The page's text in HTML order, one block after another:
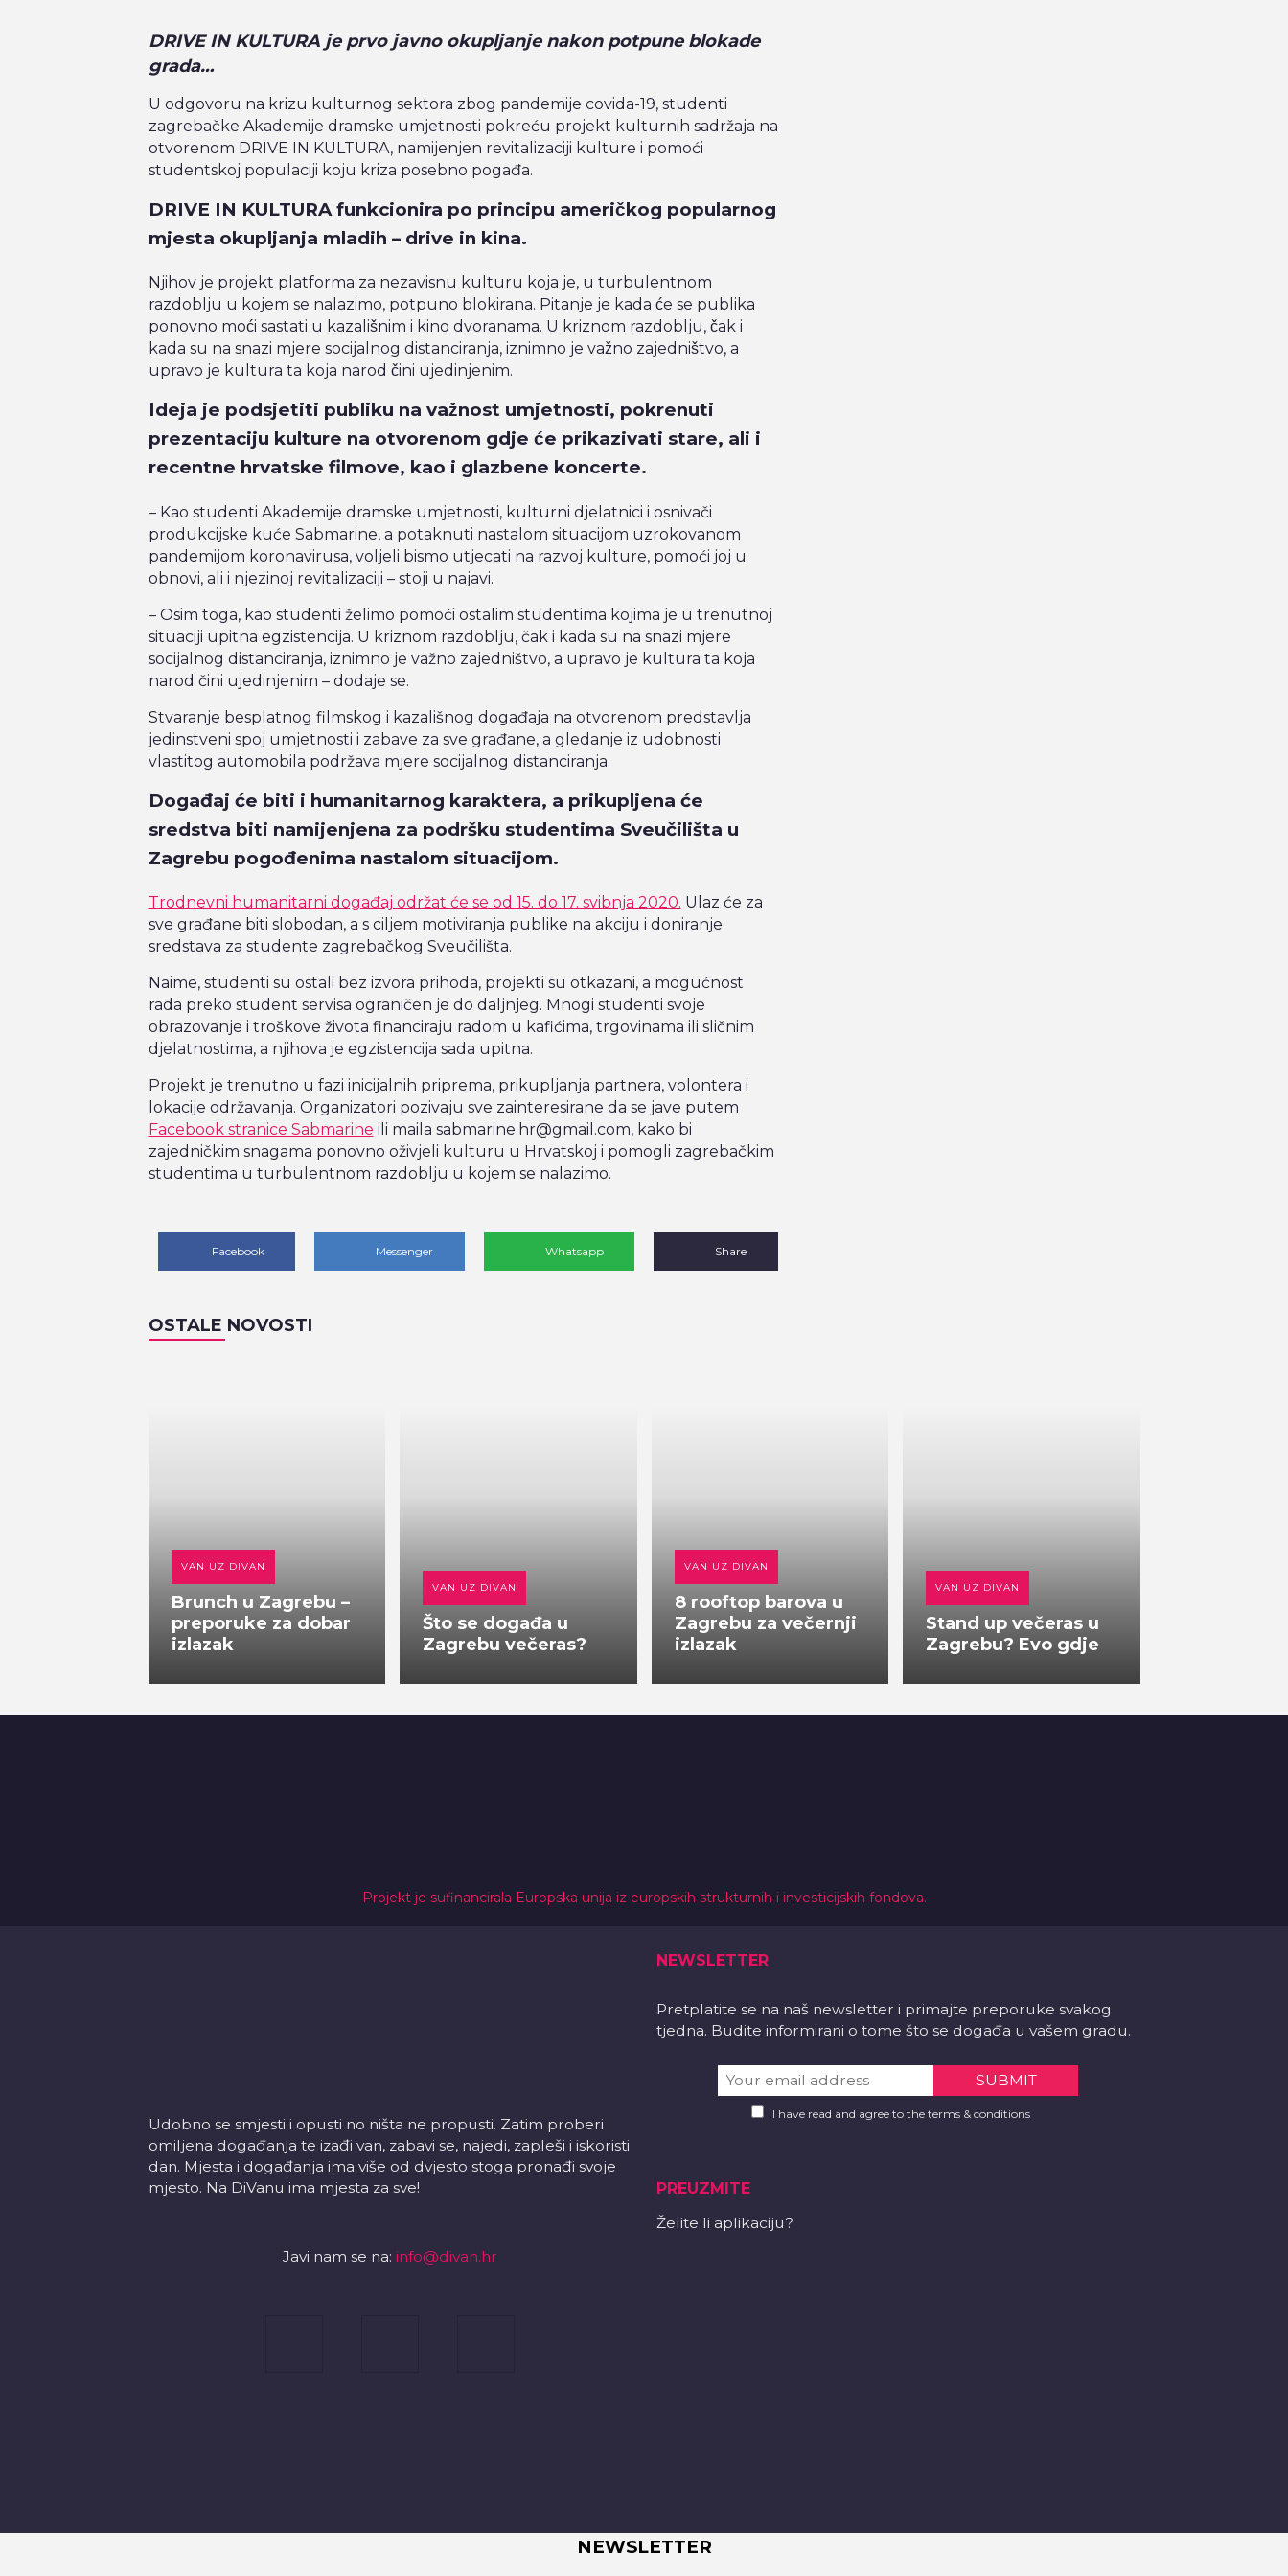
DRIVE IN KULTURA je prvo javno okupljanje nakon potpune blokade
grada…
U odgovoru na krizu kulturnog sektora zbog pandemije covida-19, studenti
zagrebačke Akademije dramske umjetnosti pokreću projekt kulturnih sadržaja na
otvorenom DRIVE IN KULTURA, namijenjen revitalizaciji kulture i pomoći
studentskoj populaciji koju kriza posebno pogađa.
DRIVE IN KULTURA funkcionira po principu američkog popularnog
mjesta okupljanja mladih – drive in kina.
Njihov je projekt platforma za nezavisnu kulturu koja je, u turbulentnom
razdoblju u kojem se nalazimo, potpuno blokirana. Pitanje je kada će se publika
ponovno moći sastati u kazališnim i kino dvoranama. U kriznom razdoblju, čak i
kada su na snazi mjere socijalnog distanciranja, iznimno je važno zajedništvo, a
upravo je kultura ta koja narod čini ujedinjenim.
Ideja je podsjetiti publiku na važnost umjetnosti, pokrenuti
prezentaciju kulture na otvorenom gdje će prikazivati stare, ali i
recentne hrvatske filmove, kao i glazbene koncerte.
– Kao studenti Akademije dramske umjetnosti, kulturni djelatnici i osnivači
produkcijske kuće Sabmarine, a potaknuti nastalom situacijom uzrokovanom
pandemijom koronavirusa, voljeli bismo utjecati na razvoj kulture, pomoći joj u
obnovi, ali i njezinoj revitalizaciji – stoji u najavi.
– Osim toga, kao studenti želimo pomoći ostalim studentima kojima je u trenutnoj
situaciji upitna egzistencija. U kriznom razdoblju, čak i kada su na snazi mjere
socijalnog distanciranja, iznimno je važno zajedništvo, a upravo je kultura ta koja
narod čini ujedinjenim – dodaje se.
Stvaranje besplatnog filmskog i kazališnog događaja na otvorenom predstavlja
jedinstveni spoj umjetnosti i zabave za sve građane, a gledanje iz udobnosti
vlastitog automobila podržava mjere socijalnog distanciranja.
Događaj će biti i humanitarnog karaktera, a prikupljena će
sredstva biti namijenjena za podršku studentima Sveučilišta u
Zagrebu pogođenima nastalom situacijom.
Trodnevni humanitarni događaj održat će se od 15. do 17. svibnja 2020. Ulaz će za
sve građane biti slobodan, a s ciljem motiviranja publike na akciju i doniranje
sredstava za studente zagrebačkog Sveučilišta.
Naime, studenti su ostali bez izvora prihoda, projekti su otkazani, a mogućnost
rada preko student servisa ograničen je do daljnjeg. Mnogi studenti svoje
obrazovanje i troškove života financiraju radom u kafićima, trgovinama ili sličnim
djelatnostima, a njihova je egzistencija sada upitna.
Projekt je trenutno u fazi inicijalnih priprema, prikupljanja partnera, volontera i
lokacije održavanja. Organizatori pozivaju sve zainteresirane da se jave putem
Facebook stranice Sabmarine ili maila sabmarine.hr@gmail.com, kako bi
zajedničkim snagama ponovno oživjeli kulturu u Hrvatskoj i pomogli zagrebačkim
studentima u turbulentnom razdoblju u kojem se nalazimo.
Facebook Messenger Whatsapp Share
OSTALE NOVOSTI
VAN UZ DIVAN
Brunch u Zagrebu –
preporuke za dobar
izlazak
VAN UZ DIVAN
Što se događa u
Zagrebu večeras?
VAN UZ DIVAN
8 rooftop barova u
Zagrebu za večernji
izlazak
VAN UZ DIVAN
Stand up večeras u
Zagrebu? Evo gdje
Projekt je sufinancirala Europska unija iz europskih strukturnih i investicijskih fondova.
Udobno se smjesti i opusti no ništa ne propusti. Zatim proberi
omiljena događanja te izađi van, zabavi se, najedi, zapleši i iskoristi
dan. Mjesta i događanja ima više od dvjesto stoga pronađi svoje
mjesto. Na DiVanu ima mjesta za sve!
Javi nam se na: info@divan.hr
NEWSLETTER
Pretplatite se na naš newsletter i primajte preporuke svakog
tjedna. Budite informirani o tome što se događa u vašem gradu.
I have read and agree to the terms & conditions
PREUZMITE
Želite li aplikaciju?
NEWSLETTER